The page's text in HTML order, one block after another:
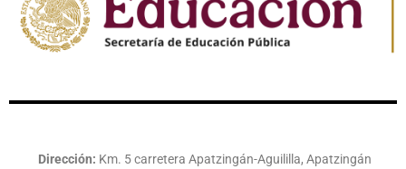
Dirección: Km. 5 carretera Apatzingán-Aguililla, Apatzingán